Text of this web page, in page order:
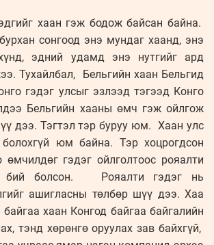
хаан гэж бодож байсан байна.
сонгоод энэ мундаг хаанд, энэ
эдний удамд энэ нутгийг ард
Тухайлбал, Бельгийн хаан Бельгид
гэдэг улсыг эзлээд тэгээд Конго
Бельгийн хааны өмч гэж ойлгож
дээ. Тэгтэл тэр буруу юм. Хаан улс
юм байна. Тэр хоцрогдсон
гэдэг ойлголтоос рояалти
бий болсон. Рояалти гэдэг нь
ашигласны төлбөр шүү дээ. Хаа
хаан Конгод байгаа байгалийн
тэнд хөрөнгө оруулах зав байхгүй,